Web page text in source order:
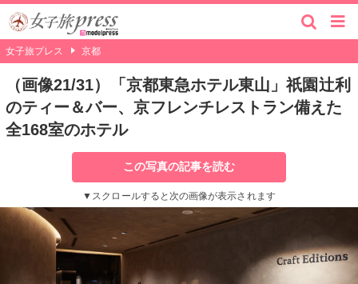
女子旅プレス 京都
（画像21/31）「京都東急ホテル東山」祇園辻利
のティー＆バー、京フレンチレストラン備えた
全168室のホテル
この写真の記事を読む
▼スクロールすると次の画像が表示されます